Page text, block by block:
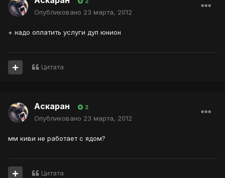
Опубликовано 23 марта, 2012
+ надо оплатить услуги дуп юнион
Цитата
Аскаран 2
Опубликовано 23 марта, 2012
мм киви не работает с ядом?
Цитата